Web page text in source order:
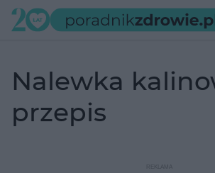
nalewka kalinowa
przepis